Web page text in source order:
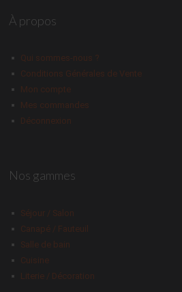
À propos
Qui sommes-nous ?
Conditions Générales de Vente
Mon compte
Mes commandes
Déconnexion
Nos gammes
Séjour / Salon
Canapé / Fauteuil
Salle de bain
Cuisine
Literie / Décoration